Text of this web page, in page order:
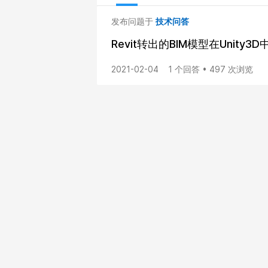
发布问题于 技术问答
Revit转出的BIM模型在Unity3D
2021-02-04 1 个回答 • 497 次浏览